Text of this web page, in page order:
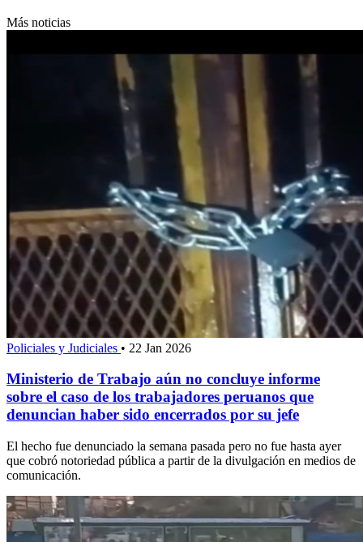
Más noticias
Policiales y Judiciales • 22 Jan 2026
Ministerio de Trabajo aún no concluye informe
sobre el caso de los trabajadores peruanos que
denuncian haber sido encerrados por su jefe
El hecho fue denunciado la semana pasada pero no fue hasta ayer
que cobró notoriedad pública a partir de la divulgación en medios de
comunicación.